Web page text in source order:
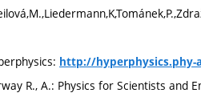
http://hyperphysics.phy-
R., A.: Physics for Scientists and